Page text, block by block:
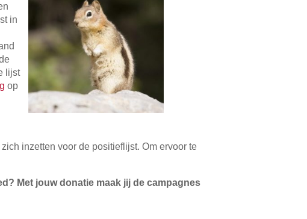
in
lijst
op
inzetten voor de positieflijst. Om ervoor te
Met jouw donatie maak jij de campagnes